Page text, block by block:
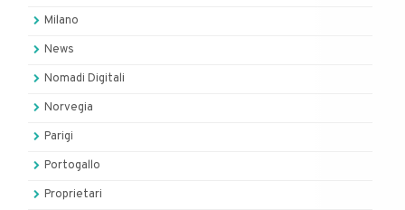
Milano
News
Nomadi Digitali
Norvegia
Parigi
Portogallo
Proprietari